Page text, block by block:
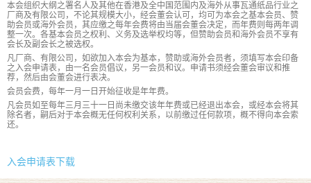
本会组织大纲之署名人及其他在香港及全中国范围内及海外从事瓦通纸品行业之
厂商及有限公司，不论其规模大小，经会董会认可，均可为本会之基本会员、赞
助会员或海外会员，其应缴之每年会费将由当届会董会决定，而年费则每两年调
整一次。各基本会员之权利、义务及选举权均等，但赞助会员和海外会员不享有
会长及副会长之被选权。
凡厂商、有限公司，如欲加入本会为基本，赞助或海外会员者，须填写本会印备
之入会申请表，由一名会员倡议，另一会员和议。申请书须经会董会审议和推
荐，然后由会董会进行表决。
会员会费，每年一月一日开始征收是年年费。
凡会员如至每年三月三十一日尚未缴交该年年费或已经退出本会，或经本会将其
除名者，嗣后对于本会概无任何权利关系，以前缴过任何款项，概不得向本会索
还。
入会申请表下载